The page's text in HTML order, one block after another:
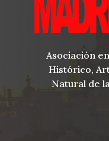
Asociación
Histórico,
Natural de